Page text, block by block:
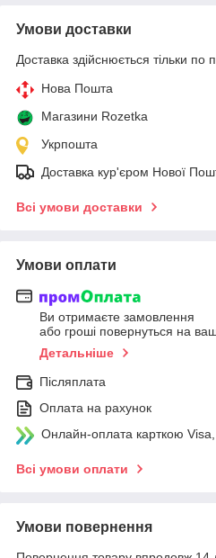
Умови доставки
Доставка здійснюється тільки по
Нова Пошта
Магазини Rozetka
Укрпошта
Доставка кур'єром Нової
Всі умови доставки
Умови оплати
Ви отримаєте замовлення
або гроші повернуться на
Детальніше
Післяплата
Оплата на рахунок
Онлайн-оплата карткою
Всі умови оплати
Умови повернення